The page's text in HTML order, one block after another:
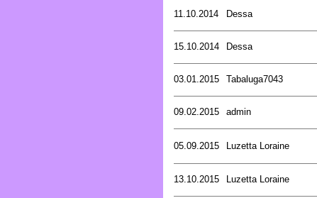
11.10.2014 Dessa
15.10.2014 Dessa
03.01.2015 Tabaluga7043
09.02.2015 admin
05.09.2015 Luzetta Loraine
13.10.2015 Luzetta Loraine